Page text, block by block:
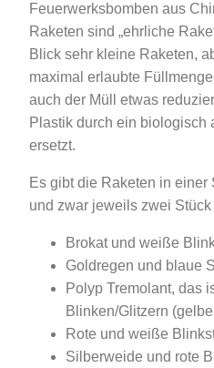
Feuerwerksbomben aus
Raketen sind „ehrliche
Blick sehr kleine Raketen,
maximal erlaubte
auch der Müll etwas
Plastik durch ein biologisch
ersetzt.
Es gibt die Raketen in einer
und zwar jeweils zwei
Brokat und weiße
Goldregen und blaue
Polyp Tremolant, das
Blinken/Glitzern
Rote und weiße
Silberweide und rote